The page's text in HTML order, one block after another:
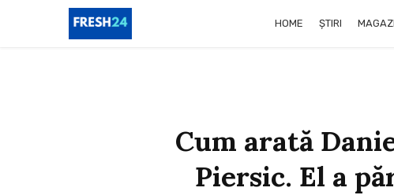
HOME ȘTIRI
Cum arată
Piersic. El a